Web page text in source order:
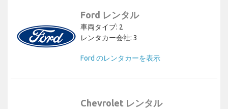
Ford レンタル
車両タイプ: 2
レンタカー会社: 3
Ford のレンタカーを表示
Chevrolet レンタル